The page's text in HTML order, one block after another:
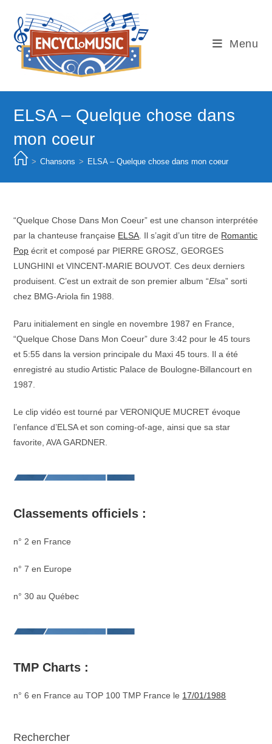
content
Menu
ELSA – Quelque chose dans
mon coeur
> Chansons > ELSA – Quelque chose dans mon coeur
“Quelque Chose Dans Mon Coeur” est une chanson interprétée
par la chanteuse française ELSA . Il s’agit d’un titre de Romantic
Pop écrit et composé par PIERRE GROSZ, GEORGES
LUNGHINI et VINCENT-MARIE BOUVOT. Ces deux derniers
produisent. C’est un extrait de son premier album “Elsa” sorti
chez BMG-Ariola fin 1988.
Paru initialement en single en novembre 1987 en France,
“Quelque Chose Dans Mon Coeur” dure 3:42 pour le 45 tours
et 5:55 dans la version principale du Maxi 45 tours. Il a été
enregistré au studio Artistic Palace de Boulogne-Billancourt en
1987.
Le clip vidéo est tourné par VERONIQUE MUCRET évoque
l’enfance d’ELSA et son coming-of-age, ainsi que sa star
favorite, AVA GARDNER.
Classements officiels :
n° 2 en France
n° 7 en Europe
n° 30 au Québec
TMP Charts :
n° 6 en France au TOP 100 TMP France le 17/01/1988
Rechercher